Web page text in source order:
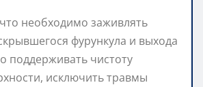
необходимо заживлять
фурункула и выхода
поддерживать чистоту
исключить травмы